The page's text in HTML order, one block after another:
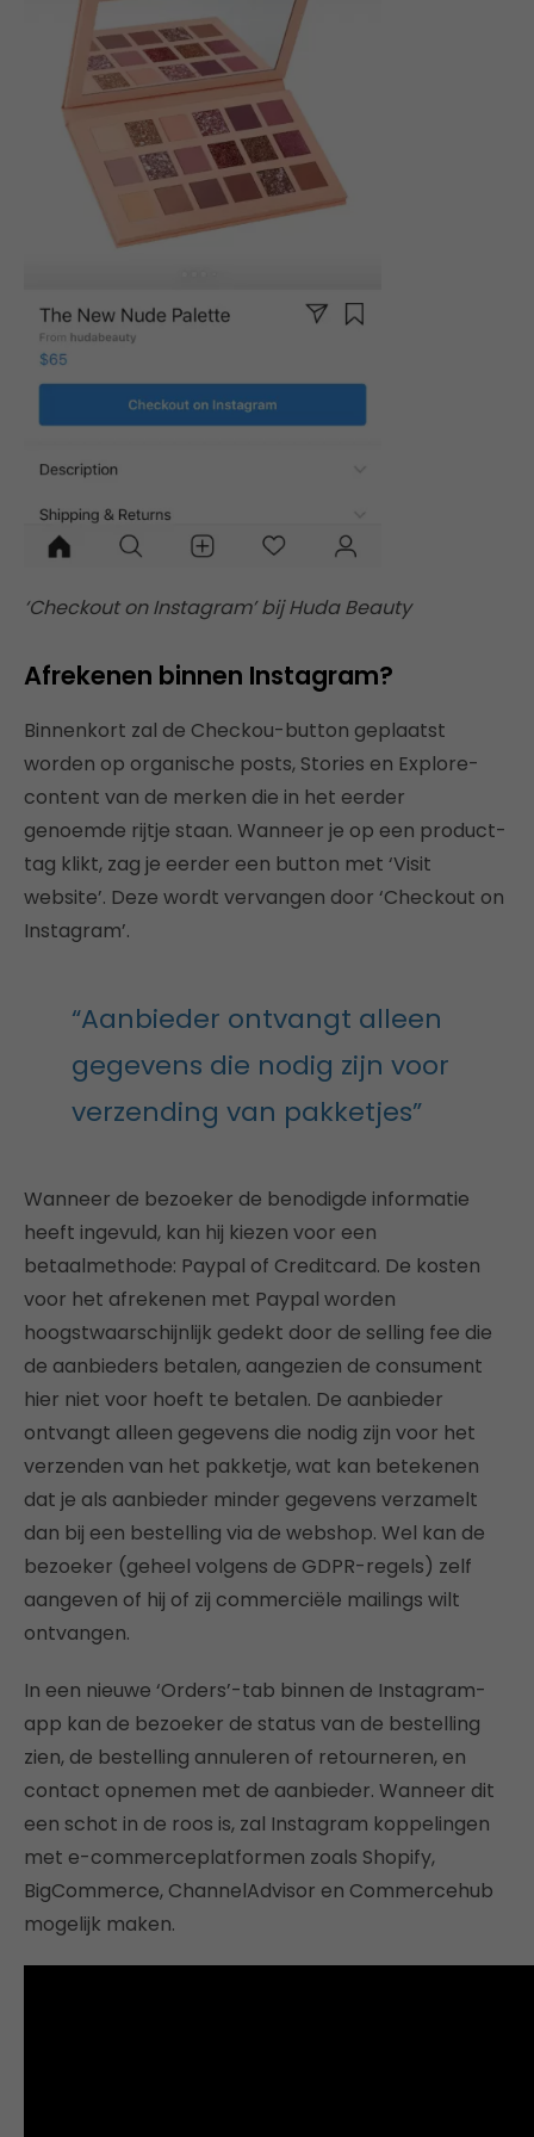
‘Checkout on Instagram’ bij Huda Beauty
Afrekenen binnen Instagram?
Binnenkort zal de Checkou-button geplaatst
worden op organische posts, Stories en Explore-
content van de merken die in het eerder
genoemde rijtje staan. Wanneer je op een product-
tag klikt, zag je eerder een button met ‘Visit
website’. Deze wordt vervangen door ‘Checkout on
Instagram’.
“Aanbieder ontvangt alleen
gegevens die nodig zijn voor
verzending van pakketjes”
Wanneer de bezoeker de benodigde informatie
heeft ingevuld, kan hij kiezen voor een
betaalmethode: Paypal of Creditcard. De kosten
voor het afrekenen met Paypal worden
hoogstwaarschijnlijk gedekt door de selling fee die
de aanbieders betalen, aangezien de consument
hier niet voor hoeft te betalen. De aanbieder
ontvangt alleen gegevens die nodig zijn voor het
verzenden van het pakketje, wat kan betekenen
dat je als aanbieder minder gegevens verzamelt
dan bij een bestelling via de webshop. Wel kan de
bezoeker (geheel volgens de GDPR-regels) zelf
aangeven of hij of zij commerciële mailings wilt
ontvangen.
In een nieuwe ‘Orders’-tab binnen de Instagram-
app kan de bezoeker de status van de bestelling
zien, de bestelling annuleren of retourneren, en
contact opnemen met de aanbieder. Wanneer dit
een schot in de roos is, zal Instagram koppelingen
met e-commerceplatformen zoals Shopify,
BigCommerce, ChannelAdvisor en Commercehub
mogelijk maken.